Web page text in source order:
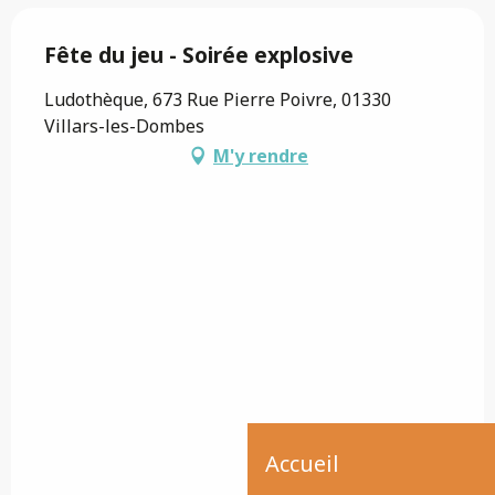
Accueil
Fête du jeu - Soirée explosive
Ludothèque, 673 Rue Pierre Poivre, 01330
Villars-les-Dombes
M'y rendre